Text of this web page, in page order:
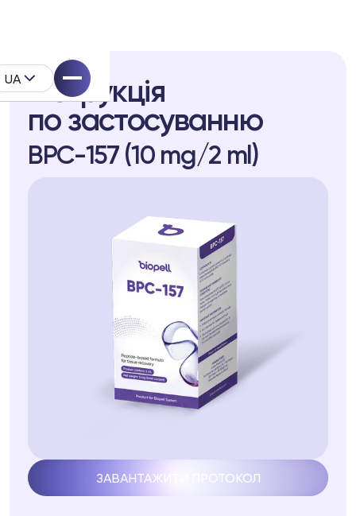
UA Інструкція
по застосуванню
BPC-157 (10 mg/2 ml)
ЗАВАНТАЖИТИ ПРОТОКОЛ